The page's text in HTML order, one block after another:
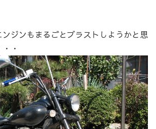
ジンもまるごとブラストしようかと思
・